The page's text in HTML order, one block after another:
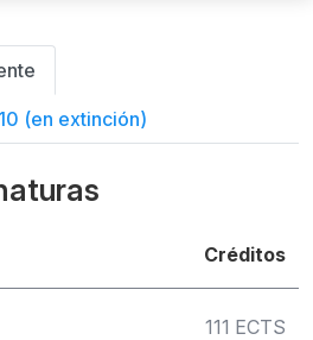
(en extinción)
Créditos
111 ECTS